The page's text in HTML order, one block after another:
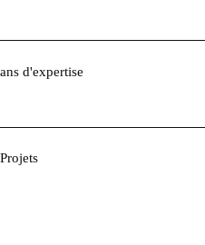
ans d'expertise
Projets